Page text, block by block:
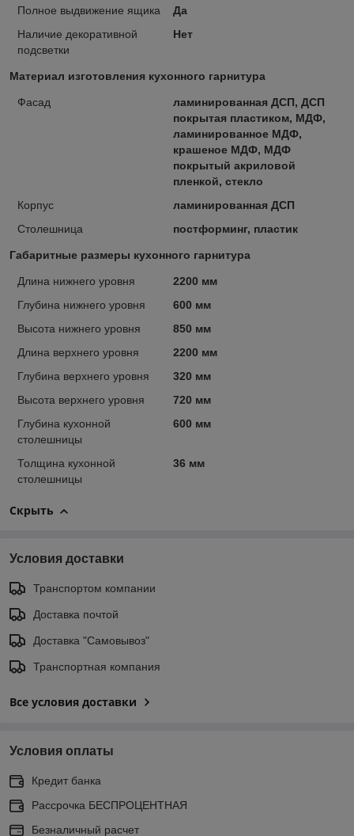
Полное выдвижение ящика
Да
Наличие декоративной
подсветки
Нет
Материал изготовления кухонного гарнитура
Фасад
ламинированная ДСП, ДСП
покрытая пластиком, МДФ,
ламинированное МДФ,
крашеное МДФ, МДФ
покрытый акриловой
пленкой, стекло
Корпус
ламинированная ДСП
Столешница
постформинг, пластик
Габаритные размеры кухонного гарнитура
Длина нижнего уровня
2200 мм
Глубина нижнего уровня
600 мм
Высота нижнего уровня
850 мм
Длина верхнего уровня
2200 мм
Глубина верхнего уровня
320 мм
Высота верхнего уровня
720 мм
Глубина кухонной
столешницы
600 мм
Толщина кухонной
столешницы
36 мм
Скрыть
Условия доставки
Транспортом компании
Доставка почтой
Доставка "Самовывоз"
Транспортная компания
Все условия доставки
Условия оплаты
Кредит банка
Рассрочка БЕСПРОЦЕНТНАЯ
Безналичный расчет